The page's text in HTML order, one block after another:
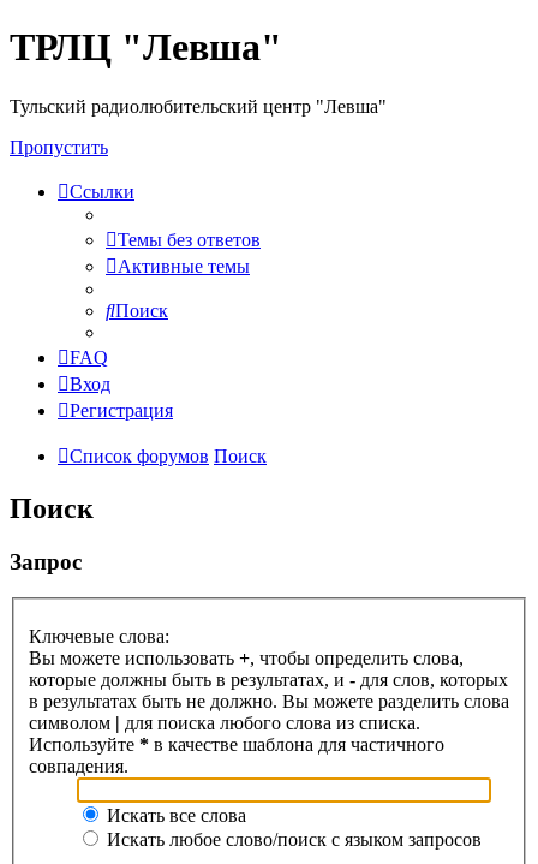
ТРЛЦ "Левша"
Тульский радиолюбительский центр "Левша"
Пропустить
Ссылки
Темы без ответов
Активные темы
Поиск
FAQ
Вход
Регистрация
Список форумов Поиск
Поиск
Запрос
Ключевые слова:
Вы можете использовать +, чтобы определить слова,
которые должны быть в результатах, и - для слов, которых
в результатах быть не должно. Вы можете разделить слова
символом | для поиска любого слова из списка.
Используйте * в качестве шаблона для частичного
совпадения.
Искать все слова
Искать любое слово/поиск с языком запросов